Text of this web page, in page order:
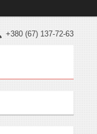
+380 (67) 137-72-63